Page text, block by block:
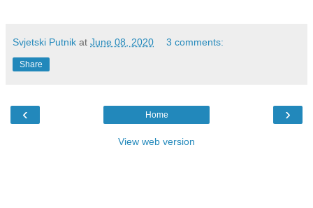
Svjetski Putnik at June 08, 2020 3 comments:
Share
‹ ›
Home
View web version